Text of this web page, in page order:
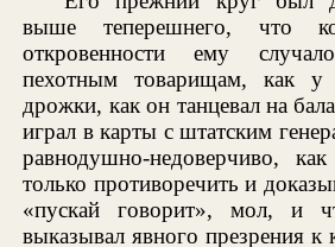
выше теперешнего, что
откровенности ему
пехотным товарищам, как
дрожки, как он танцевал на
играл в карты с штатским
равнодушно-недоверчиво,
только противоречить и
«пускай говорит», мол, и
выказывал явного презрения к